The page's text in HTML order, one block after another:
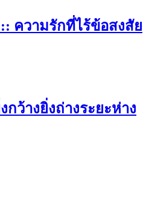
ความรักที่ไร้ข้อสงสัย
กว้างยิ่งถ่างระยะห่าง